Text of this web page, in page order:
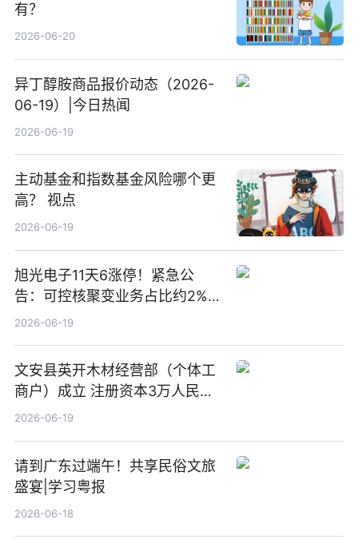
有？
2026-06-20
异丁醇胺商品报价动态（2026-
06-19）|今日热闻
2026-06-19
主动基金和指数基金风险哪个更
高？ 视点
2026-06-19
旭光电子11天6涨停！紧急公
告：可控核聚变业务占比约2%！
前沿热点
2026-06-19
文安县英开木材经营部（个体工
商户）成立 注册资本3万人民币
新要闻
2026-06-19
请到广东过端午！共享民俗文旅
盛宴|学习粤报
2026-06-18